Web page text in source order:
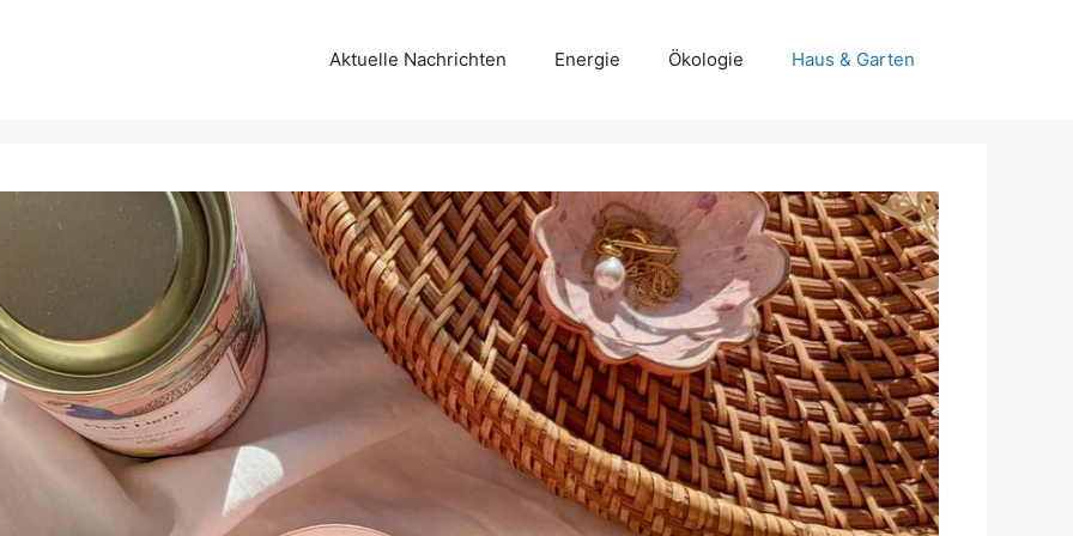
Aktuelle Nachrichten Energie Ökologie Haus & Garten